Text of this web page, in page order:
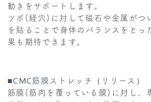
動きをサポートします。
ツボ(経穴)に対して磁石や金属がつ
を貼ることで身体のバランスをとっ
果も期待できます。
■CMC筋膜ストレッチ（リリース）
筋膜(筋肉を覆っている膜)に対し、